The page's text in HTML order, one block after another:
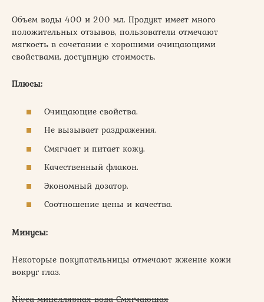
Объем воды 400 и 200 мл. Продукт имеет много
положительных отзывов, пользователи отмечают
мягкость в сочетании с хорошими очищающими
свойствами, доступную стоимость.
Плюсы:
Очищающие свойства.
Не вызывает раздражения.
Смягчает и питает кожу.
Качественный флакон.
Экономный дозатор.
Соотношение цены и качества.
Минусы:
Некоторые покупательницы отмечают жжение кожи
вокруг глаз.
Nivea мицеллярная вода Смягчающая